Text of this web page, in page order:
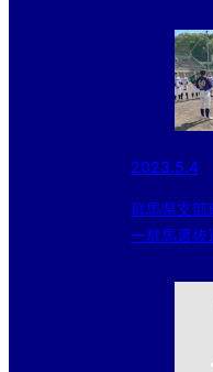
2023.5.4
群馬県支部
ー群馬選抜